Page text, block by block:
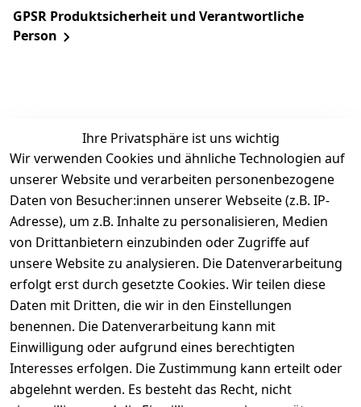
GPSR Produktsicherheit und Verantwortliche
Person
Ihre Privatsphäre ist uns wichtig
Wir verwenden Cookies und ähnliche Technologien auf
unserer Website und verarbeiten personenbezogene
Daten von Besucher:innen unserer Webseite (z.B. IP-
Adresse), um z.B. Inhalte zu personalisieren, Medien
von Drittanbietern einzubinden oder Zugriffe auf
unsere Website zu analysieren. Die Datenverarbeitung
erfolgt erst durch gesetzte Cookies. Wir teilen diese
Daten mit Dritten, die wir in den Einstellungen
benennen. Die Datenverarbeitung kann mit
Einwilligung oder aufgrund eines berechtigten
Interesses erfolgen. Die Zustimmung kann erteilt oder
abgelehnt werden. Es besteht das Recht, nicht
Rechtliches
AGB
Impressum
Datenschutze
rklärung
Barrierefreihe
itserklärung
Widerrufsrec
ht
Service
Kontakt
Registrieren
Rechnungska
Kontakt
↺ 30 Tage
Widerrufsre
Informatio
nen
Retourenlage
r: Eichenallee
3, 06184
Kabelsketal
Telefon: +49
1512 6260858
E-Mail:
info@konsyst
Über uns
★★★★☆
Top-Verkäufer
★★★★★
Bewertungen
Über 228.000